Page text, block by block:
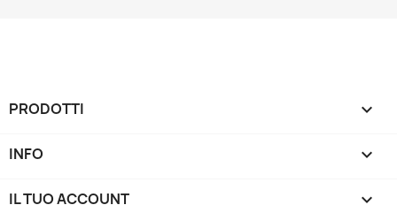
PRODOTTI 
INFO 
IL TUO ACCOUNT 